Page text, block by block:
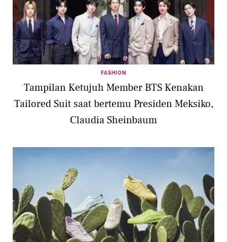
FASHION
Tampilan Ketujuh Member BTS Kenakan
Tailored Suit saat bertemu Presiden Meksiko,
Claudia Sheinbaum